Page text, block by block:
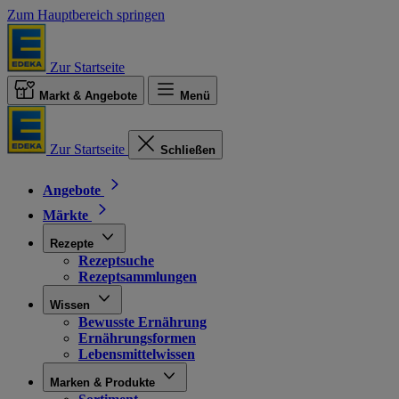
Zum Hauptbereich springen
Zur Startseite
Markt & Angebote Menü
Zur Startseite Schließen
Angebote
Märkte
Rezepte
Rezeptsuche
Rezeptsammlungen
Wissen
Bewusste Ernährung
Ernährungsformen
Lebensmittelwissen
Marken & Produkte